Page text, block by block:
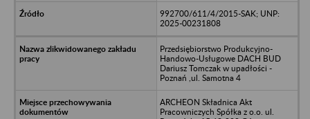
992700/611/4/2015-SAK; UNP:
2025-00231808
Przedsiębiorstwo Produkcyjno-
Handowo-Usługowe DACH BUD
Dariusz Tomczak w upadłości -
Poznań ,ul. Samotna 4
ARCHEON Składnica Akt
Pracowniczych Spółka z o.o. ul.